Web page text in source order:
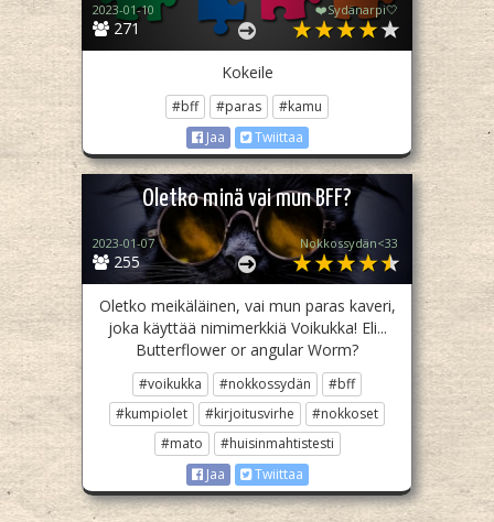
271
2023-01-10 ❤️Sydänarpi🤍
Kokeile
#bff #paras
#kamu
Jaa
Twiittaa
Oletko minä vai mun BFF?
255
2023-01-07 Nokkossydän<33
Oletko meikäläinen, vai mun paras kaveri,
joka käyttää nimimerkkiä Voikukka! Eli...
Butterflower or angular Worm?
#voikukka #nokkossydän
#bff
#kumpiolet
#kirjoitusvirhe
#nokkoset
#mato
#huisinmahtistesti
Jaa
Twiittaa